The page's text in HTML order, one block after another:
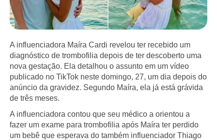
A influenciadora Maíra Cardi revelou ter recebido um
diagnóstico de trombofilia depois de ter descoberto uma
nova gestação. Ela detalhou o assunto em um vídeo
publicado no TikTok neste domingo, 27, um dia depois do
anúncio da gravidez. Segundo Maíra, ela já está grávida
de três meses.
A influenciadora contou que seu médico a orientou a
fazer um exame para trombofilia após Maíra ter perdido
um bebê que esperava do também influenciador Thiago